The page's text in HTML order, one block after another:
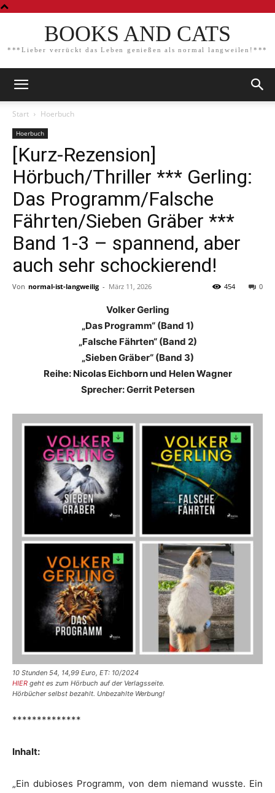
BOOKS AND CATS
***Lieber verrückt das Leben genießen als normal langweilen!***
Start Hoerbuch
Hoerbuch
[Kurz-Rezension]
Hörbuch/Thriller *** Gerling:
Das Programm/Falsche
Fährten/Sieben Gräber ***
Band 1-3 – spannend, aber
auch sehr schockierend!
Von normal-ist-langweilig - März 11, 2026 0
454
Volker Gerling
„Das Programm“ (Band 1)
„Falsche Fährten“ (Band 2)
„Sieben Gräber“ (Band 3)
Reihe: Nicolas Eichborn und Helen Wagner
Sprecher: Gerrit Petersen
10 Stunden 54, 14,99 Euro, ET: 10/2024
HIER geht es zum Hörbuch auf der Verlagsseite.
Hörbücher selbst bezahlt. Unbezahlte Werbung!
**************
Inhalt:
„Ein dubioses Programm, von dem niemand wusste. Ein